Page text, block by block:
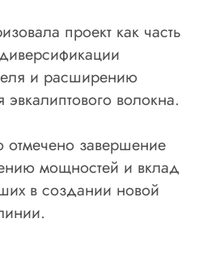
проект как часть
и расширению
волокна.
завершение
мощностей и вклад
в создании новой